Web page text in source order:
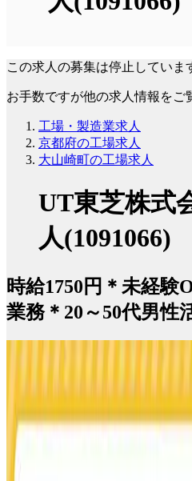
この求人の募集は停止していま
お手数ですが他の求人情報をご
工場・製造業求人
京都府の工場求人
大山崎町の工場求人
UT東芝株式
人(1091066)
時給1750円＊未経
業務＊20～50代男性